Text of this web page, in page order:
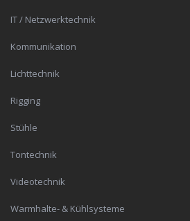
IT / Netzwerktechnik
Kommunikation
Lichttechnik
Rigging
Stühle
Tontechnik
Videotechnik
Warmhalte- & Kühlsysteme